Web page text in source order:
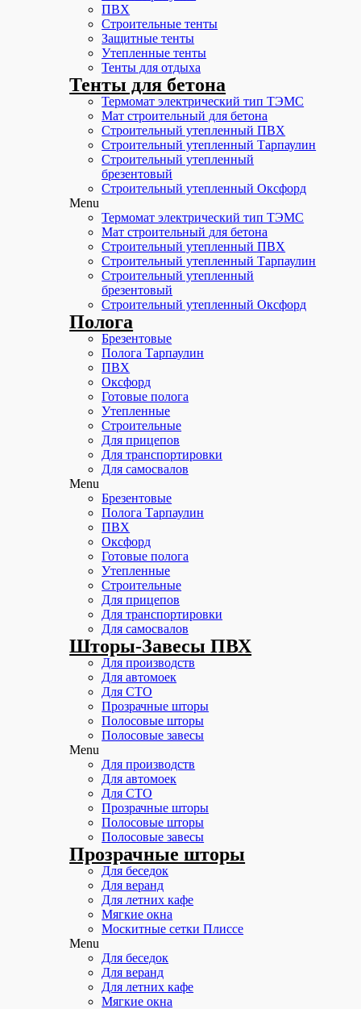
ПВХ
Строительные тенты
Защитные тенты
Утепленные тенты
Тенты для отдыха
Тенты для бетона
Термомат электрический тип ТЭМС
Мат строительный для бетона
Строительный утепленный ПВХ
Строительный утепленный Тарпаулин
Строительный утепленный
брезентовый
Строительный утепленный Оксфорд
Menu
Термомат электрический тип ТЭМС
Мат строительный для бетона
Строительный утепленный ПВХ
Строительный утепленный Тарпаулин
Строительный утепленный
брезентовый
Строительный утепленный Оксфорд
Полога
Брезентовые
Полога Тарпаулин
ПВХ
Оксфорд
Готовые полога
Утепленные
Строительные
Для прицепов
Для транспортировки
Для самосвалов
Menu
Брезентовые
Полога Тарпаулин
ПВХ
Оксфорд
Готовые полога
Утепленные
Строительные
Для прицепов
Для транспортировки
Для самосвалов
Шторы-Завесы ПВХ
Для производств
Для автомоек
Для СТО
Прозрачные шторы
Полосовые шторы
Полосовые завесы
Menu
Для производств
Для автомоек
Для СТО
Прозрачные шторы
Полосовые шторы
Полосовые завесы
Прозрачные шторы
Для беседок
Для веранд
Для летних кафе
Мягкие окна
Москитные сетки Плиссе
Menu
Для беседок
Для веранд
Для летних кафе
Мягкие окна